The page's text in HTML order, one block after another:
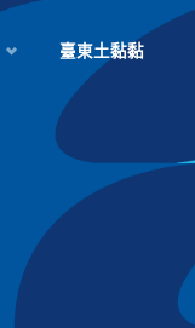
臺東土黏黏